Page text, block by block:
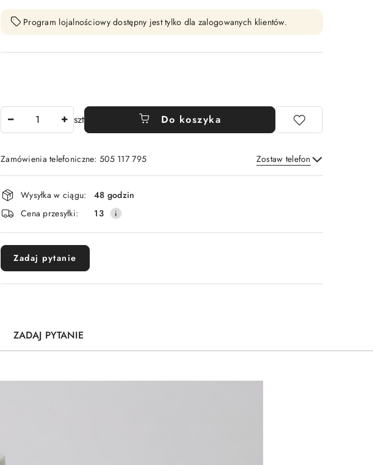
Program lojalnościowy dostępny jest tylko dla zalogowanych klientów.
szt Do koszyka
Zamówienia telefoniczne: 505 117 795 Zostaw telefon
Wyślij
Dostępność
i
dostawa
Wysyłka w ciągu:
48 godzin
Cena przesyłki:
13
Zadaj pytanie
ZADAJ PYTANIE